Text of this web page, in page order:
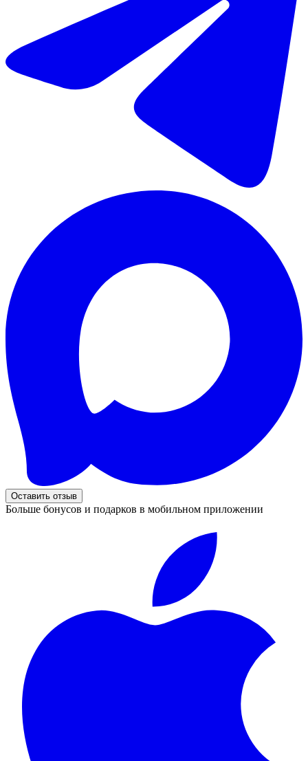
Оставить отзыв
Больше бонусов и подарков в мобильном приложении